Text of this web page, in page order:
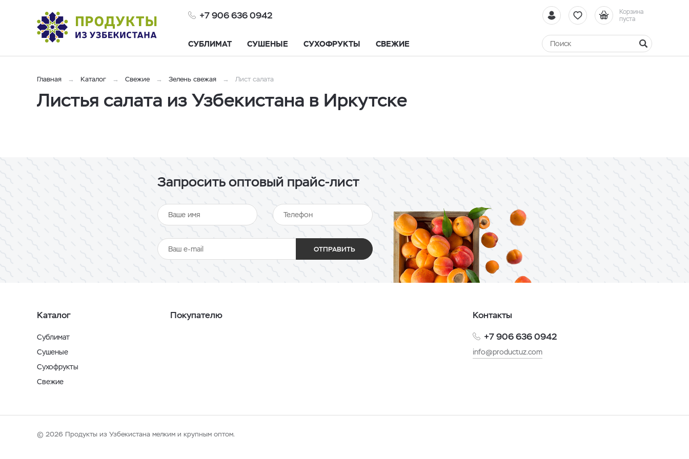
+7 906 636 0942
Корзина
пуста
СУБЛИМАТ СУШЕНЫЕ СУХОФРУКТЫ СВЕЖИЕ
Главная Каталог Свежие Зелень свежая Лист салата
Листья салата из Узбекистана в Иркутске
Запросить оптовый прайс-лист
ОТПРАВИТЬ
Каталог
Сублимат
Сушеные
Сухофрукты
Свежие
Покупателю
Контакты
+7 906 636 0942
info@productuz.com
© 2026 Продукты из Узбекистана мелким и крупным оптом.